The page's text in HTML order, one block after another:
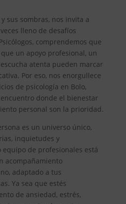
sus sombras, nos invita a
lleno de desafíos
comprendemos que
un apoyo profesional, un
atenta pueden marcar
Por eso, nos enorgullece
de psicología en Bolo,
donde el bienestar
personal son la prioridad.
es un universo único,
inquietudes y
de profesionales está
acompañamiento
adaptado a tus
Ya sea que estés
de ansiedad, estrés,